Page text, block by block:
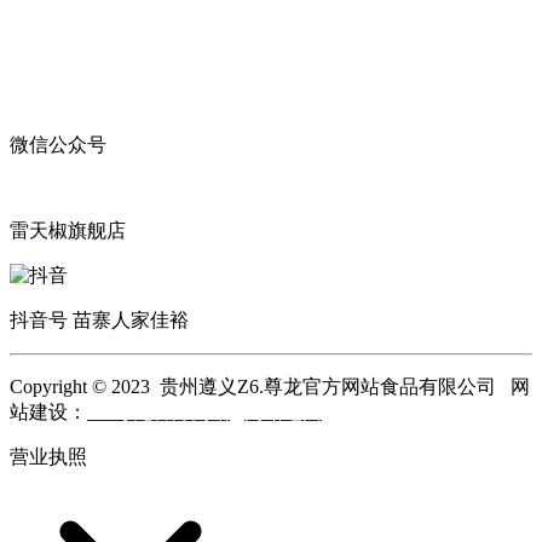
微信公众号
雷天椒旗舰店
抖音号 苗寨人家佳裕
Copyright © 2023 贵州遵义Z6.尊龙官方网站食品有限公司 网
站建设：
营业执照